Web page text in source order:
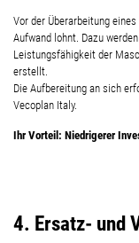
Vor der Überarbeitung
Aufwand lohnt. Dazu
Leistungsfähigkeit der
erstellt.
Die Aufbereitung an sich
Vecoplan Italy.
Ihr Vorteil: Niedrigerer
4. Ersatz- und